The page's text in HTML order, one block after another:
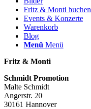
Fritz & Monti buchen
Events & Konzerte
Warenkorb
Blog
Menü Menü
Fritz & Monti
Schmidt Promotion
Malte Schmidt
Angerstr. 20
30161 Hannover